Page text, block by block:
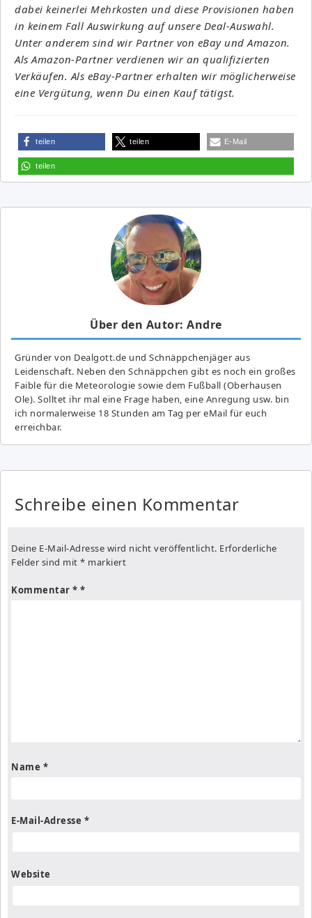
dabei keinerlei Mehrkosten und diese Provisionen haben
in keinem Fall Auswirkung auf unsere Deal-Auswahl.
Unter anderem sind wir Partner von eBay und Amazon.
Als Amazon-Partner verdienen wir an qualifizierten
Verkäufen. Als eBay-Partner erhalten wir möglicherweise
eine Vergütung, wenn Du einen Kauf tätigst.
teilen teilen E-Mail
teilen
Über den Autor: Andre
Gründer von Dealgott.de und Schnäppchenjäger aus
Leidenschaft. Neben den Schnäppchen gibt es noch ein großes
Fai­ble für die Meteorologie sowie dem Fußball (Oberhausen
Ole). Solltet ihr mal eine Frage haben, eine Anregung usw. bin
ich normalerweise 18 Stunden am Tag per eMail für euch
erreichbar.
Schreibe einen Kommentar
Deine E-Mail-Adresse wird nicht veröffentlicht. Erforderliche
Felder sind mit * markiert
Kommentar *
Name *
E-Mail-Adresse *
Website